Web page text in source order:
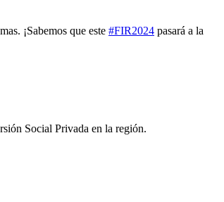
¡Sabemos que este #FIR2024 pasará a la
Social Privada en la región.